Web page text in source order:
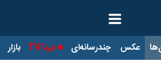
عکس چندرسانه‌ای ایرنا TV بازار